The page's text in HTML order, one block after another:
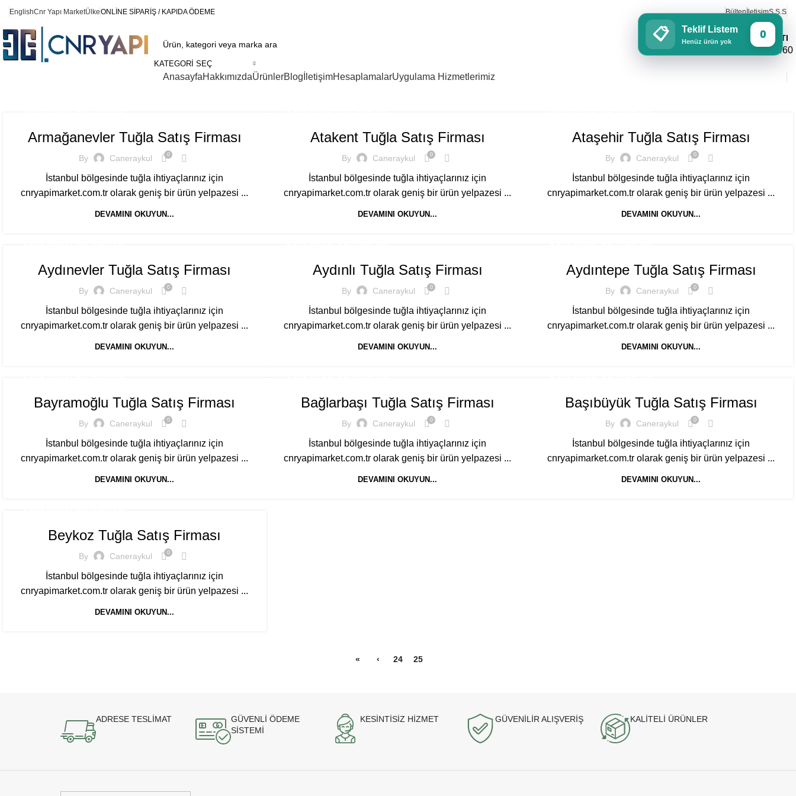
EnglishCnr Yapı MarketÜlkeONLİNE SİPARİŞ / KAPIDA ÖDEME BültenİletişimS.S.S
KATEGORI SEÇ
SİPARİŞ HATTI
0543 195 0460
AnasayfaHakkımızdaÜrünlerBlog İletişimHesaplamalarUygulama Hizmetlerimiz
Armağanevler Tuğla Satış Firması
By Caneraykul 0
İstanbul bölgesinde tuğla ihtiyaçlarınız için
cnryapimarket.com.tr olarak geniş bir ürün yelpazesi ...
DEVAMINI OKUYUN...
Atakent Tuğla Satış Firması
By Caneraykul 0
İstanbul bölgesinde tuğla ihtiyaçlarınız için
cnryapimarket.com.tr olarak geniş bir ürün yelpazesi ...
DEVAMINI OKUYUN...
Ataşehir Tuğla Satış Firması
By Caneraykul 0
İstanbul bölgesinde tuğla ihtiyaçlarınız için
cnryapimarket.com.tr olarak geniş bir ürün yelpazesi ...
DEVAMINI OKUYUN...
Aydınevler Tuğla Satış Firması
By Caneraykul 0
İstanbul bölgesinde tuğla ihtiyaçlarınız için
cnryapimarket.com.tr olarak geniş bir ürün yelpazesi ...
DEVAMINI OKUYUN...
Aydınlı Tuğla Satış Firması
By Caneraykul 0
İstanbul bölgesinde tuğla ihtiyaçlarınız için
cnryapimarket.com.tr olarak geniş bir ürün yelpazesi ...
DEVAMINI OKUYUN...
Aydıntepe Tuğla Satış Firması
By Caneraykul 0
İstanbul bölgesinde tuğla ihtiyaçlarınız için
cnryapimarket.com.tr olarak geniş bir ürün yelpazesi ...
DEVAMINI OKUYUN...
Bayramoğlu Tuğla Satış Firması
By Caneraykul 0
İstanbul bölgesinde tuğla ihtiyaçlarınız için
cnryapimarket.com.tr olarak geniş bir ürün yelpazesi ...
DEVAMINI OKUYUN...
Bağlarbaşı Tuğla Satış Firması
By Caneraykul 0
İstanbul bölgesinde tuğla ihtiyaçlarınız için
cnryapimarket.com.tr olarak geniş bir ürün yelpazesi ...
DEVAMINI OKUYUN...
Başıbüyük Tuğla Satış Firması
By Caneraykul 0
İstanbul bölgesinde tuğla ihtiyaçlarınız için
cnryapimarket.com.tr olarak geniş bir ürün yelpazesi ...
DEVAMINI OKUYUN...
Beykoz Tuğla Satış Firması
By Caneraykul 0
İstanbul bölgesinde tuğla ihtiyaçlarınız için
cnryapimarket.com.tr olarak geniş bir ürün yelpazesi ...
DEVAMINI OKUYUN...
« ‹ 24 25
ADRESE TESLİMAT
GÜVENLİ ÖDEME
SİSTEMİ
KESİNTİSİZ HİZMET GÜVENİLİR ALIŞVERİŞ KALİTELİ ÜRÜNLER
📋 Teklif Listem
Henüz ürün yok
0